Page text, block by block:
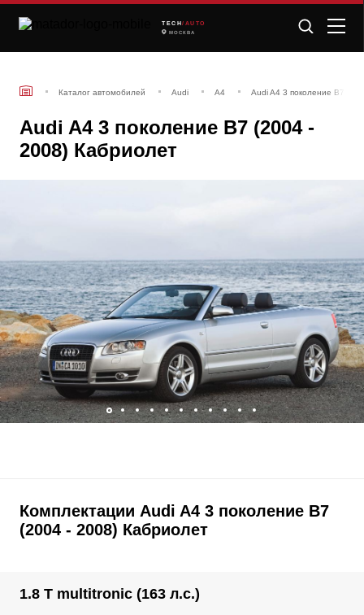
TECH /AUTO
МОСКВА
Каталог автомобилей Audi A4 Audi A4 3 поколение B7
Audi A4 3 поколение B7 (2004 -
2008) Кабриолет
Комплектации Audi A4 3 поколение B7
(2004 - 2008) Кабриолет
1.8 T multitronic (163 л.с.)